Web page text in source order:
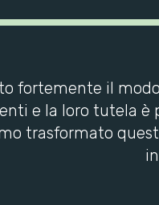
fortemente il
e la loro tutela è
trasformato